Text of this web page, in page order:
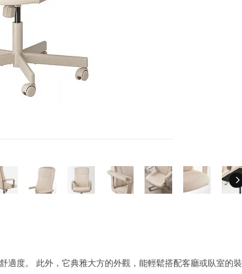
適度。 此外，它典雅大方的外觀，能輕鬆搭配客廳或臥室的裝